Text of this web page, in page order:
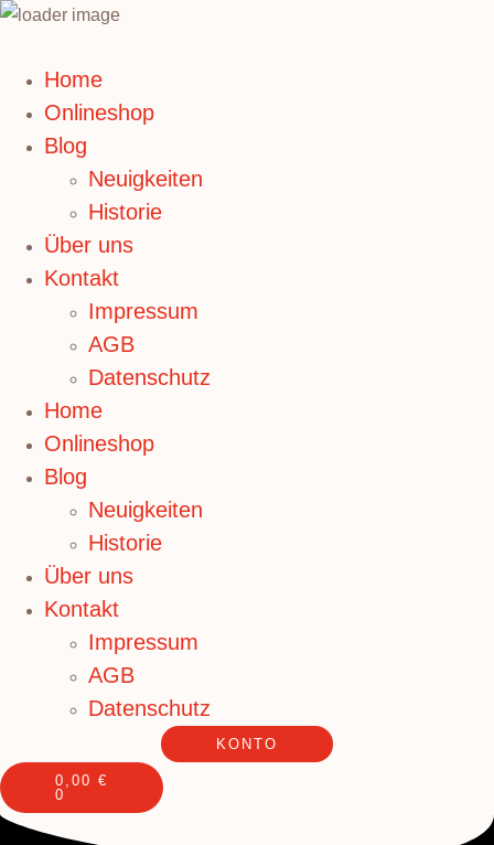
Home
Onlineshop
Blog
Neuigkeiten
Historie
Über uns
Kontakt
Impressum
AGB
Datenschutz
Home
Onlineshop
Blog
Neuigkeiten
Historie
Über uns
Kontakt
Impressum
AGB
Datenschutz
KONTO
0,00 €
0